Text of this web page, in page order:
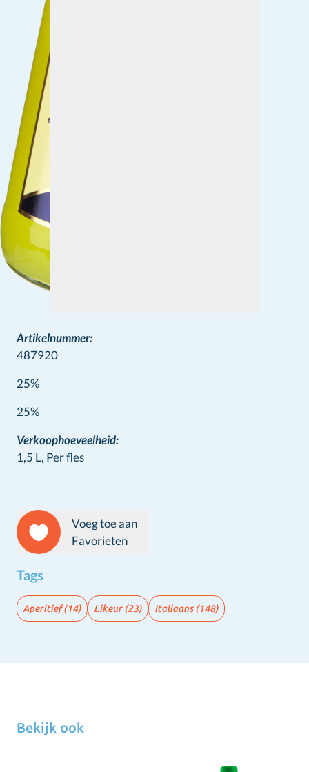
Artikelnummer:
487920
25%
Wine info
25%
Verkoophoeveelheid:
1,5 L, Per fles
Voeg toe aan
Favorieten
Tags
Aperitief(14) Likeur(23) Italiaans(148)
Bekijk ook